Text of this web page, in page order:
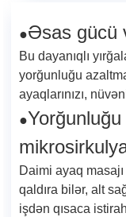
●Əsas gücü
Bu dayanıqlı
yorğunluğu
ayaqlarınızı,
●Yorğunluğu
Daimi ayaq
qaldıra bilər, alt
işdən qısaca